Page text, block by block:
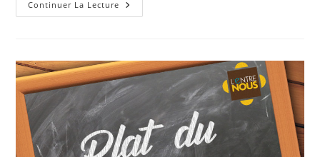
Continuer La Lecture